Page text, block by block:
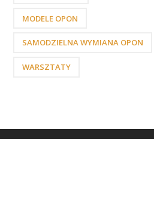
MODELE OPON
SAMODZIELNA WYMIANA OPON
WARSZTATY